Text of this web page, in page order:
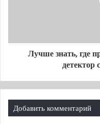
разноцветного
верхнего и
закрывает
означает, что
Лучше знать, где
детектор
Добавить комментарий